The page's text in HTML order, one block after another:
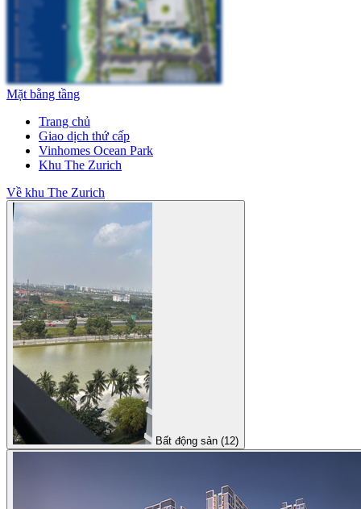
Mặt bằng tầng
Trang chủ
Giao dịch thứ cấp
Vinhomes Ocean Park
Khu The Zurich
Về khu The Zurich
Bất động sản (12)